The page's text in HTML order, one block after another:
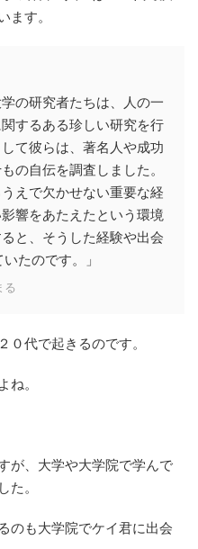
ます。
の研究者たちは、人の一
するある珍しい研究を行
て彼らは、著名人や成功
の自伝を調査しました。
えで欠かせない重要な経
響をあたえたという環境
と、そうした経験や出会
たのです。」
る
０代で起きるのです。
ね。
が、大学や大学院で学んで
た。
のも大学院でケイ君に出会